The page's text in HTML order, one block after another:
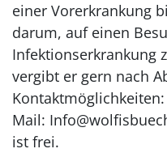
einer Vorerkrankung
darum, auf einen
Infektionserkrankung
vergibt er gern nach
Kontaktmöglichkeiten:
Mail:
ist frei.